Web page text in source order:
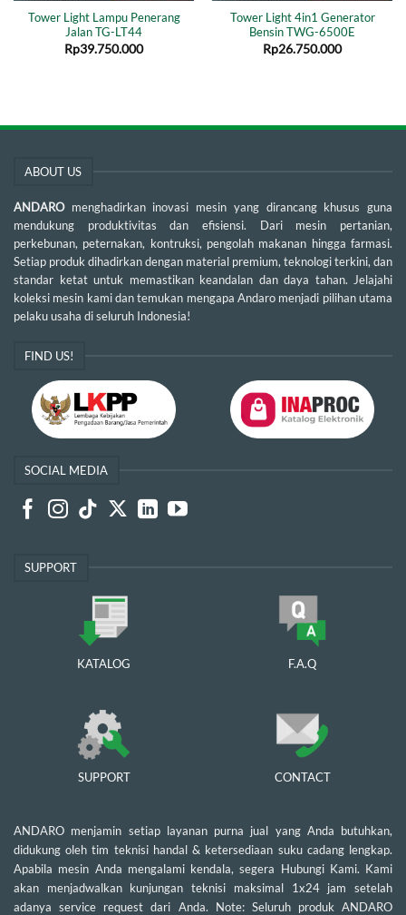
Tower Light Lampu Penerang
Jalan TG-LT44
Rp39.750.000
Tower Light 4in1 Generator
Bensin TWG-6500E
Rp26.750.000
ABOUT US
ANDARO menghadirkan inovasi mesin yang dirancang khusus guna
mendukung produktivitas dan efisiensi. Dari mesin pertanian,
perkebunan, peternakan, kontruksi, pengolah makanan hingga farmasi.
Setiap produk dihadirkan dengan material premium, teknologi terkini, dan
standar ketat untuk memastikan keandalan dan daya tahan. Jelajahi
koleksi mesin kami dan temukan mengapa Andaro menjadi pilihan utama
pelaku usaha di seluruh Indonesia!
FIND US!
SOCIAL MEDIA
SUPPORT
KATALOG F.A.Q
SUPPORT CONTACT
ANDARO menjamin setiap layanan purna jual yang Anda butuhkan,
didukung oleh tim teknisi handal & ketersediaan suku cadang lengkap.
Apabila mesin Anda mengalami kendala, segera Hubungi Kami. Kami
akan menjadwalkan kunjungan teknisi maksimal 1x24 jam setelah
adanya service request dari Anda. Note: Seluruh produk ANDARO